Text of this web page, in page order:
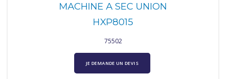
MACHINE A SEC UNION
HXP8015
75502
JE DEMANDE UN DEVIS